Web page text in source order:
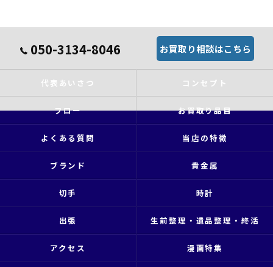
050-3134-8046 お買取り相談はこちら
代表あいさつ コンセプト
フロー お買取り品目
よくある質問 当店の特徴
ブランド 貴金属
切手 時計
出張 生前整理・遺品整理・終活
アクセス 漫画特集